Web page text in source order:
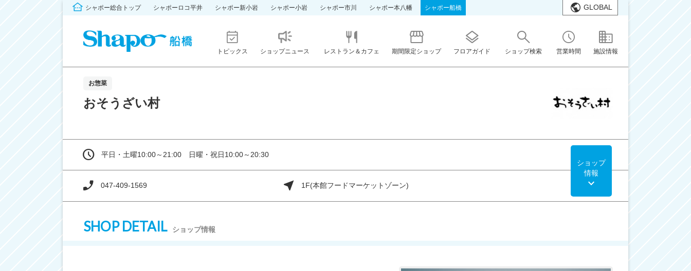
シャポー総合トップ シャポーロコ平井 シャポー新小岩 シャポー小岩 シャポー市川 シャポー本八幡 シャポー船橋 GLOBAL
トピックス ショップニュース レストラン＆カフェ 期間限定ショップ フロアガイド ショップ検索 営業時間 施設情報
お惣菜
おそうざい村
平日・土曜10:00～21:00 日曜・祝日10:00～20:30
047-409-1569 1F(本館フードマーケットゾーン)
ショップ
情報
SHOP DETAIL ショップ情報